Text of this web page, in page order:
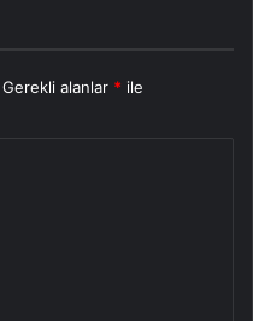
Gerekli alanlar * ile